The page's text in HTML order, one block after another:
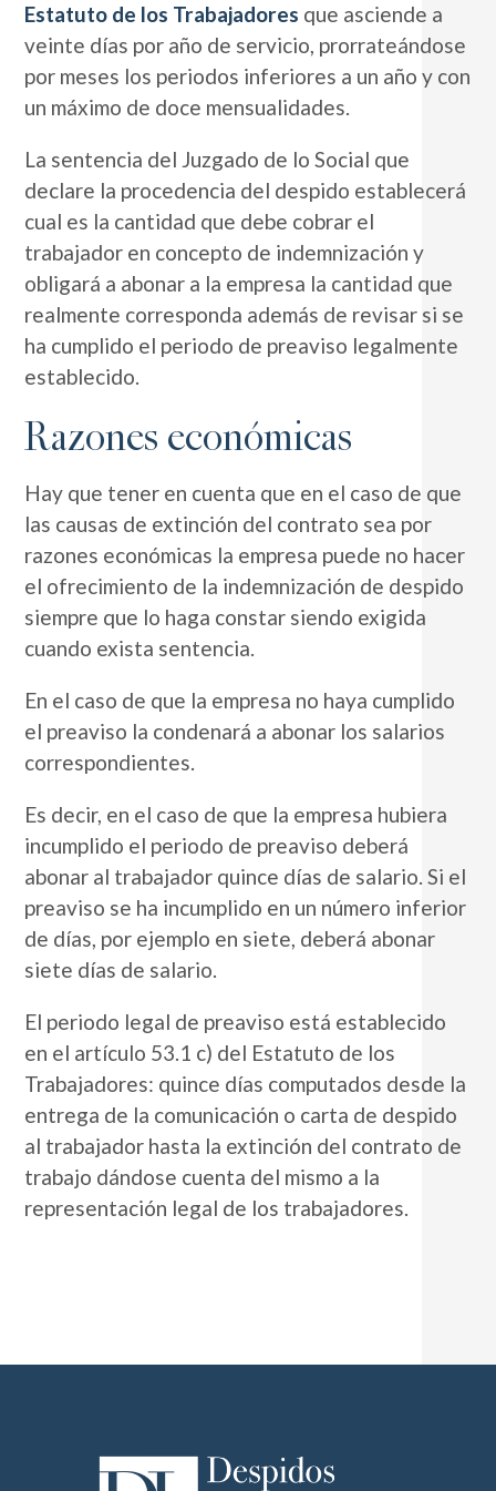
Estatuto de los Trabajadores que asciende a
veinte días por año de servicio, prorrateándose
por meses los periodos inferiores a un año y con
un máximo de doce mensualidades.
La sentencia del Juzgado de lo Social que
declare la procedencia del despido establecerá
cual es la cantidad que debe cobrar el
trabajador en concepto de indemnización y
obligará a abonar a la empresa la cantidad que
realmente corresponda además de revisar si se
ha cumplido el periodo de preaviso legalmente
establecido.
Razones económicas
Hay que tener en cuenta que en el caso de que
las causas de extinción del contrato sea por
razones económicas la empresa puede no hacer
el ofrecimiento de la indemnización de despido
siempre que lo haga constar siendo exigida
cuando exista sentencia.
En el caso de que la empresa no haya cumplido
el preaviso la condenará a abonar los salarios
correspondientes.
Es decir, en el caso de que la empresa hubiera
incumplido el periodo de preaviso deberá
abonar al trabajador quince días de salario. Si el
preaviso se ha incumplido en un número inferior
de días, por ejemplo en siete, deberá abonar
siete días de salario.
El periodo legal de preaviso está establecido
en el artículo 53.1 c) del Estatuto de los
Trabajadores: quince días computados desde la
entrega de la comunicación o carta de despido
al trabajador hasta la extinción del contrato de
trabajo dándose cuenta del mismo a la
representación legal de los trabajadores.